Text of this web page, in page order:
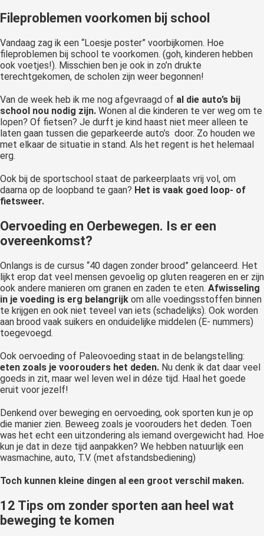
Fileproblemen voorkomen bij school
Vandaag zag ik een “Loesje poster” voorbijkomen. Hoe
fileproblemen bij school te voorkomen. (goh, kinderen hebben
ook voetjes!). Misschien ben je ook in zo’n drukte
terechtgekomen, de scholen zijn weer begonnen!
Van de week heb ik me nog afgevraagd of al die auto’s bij
school nou nodig zijn. Wonen al die kinderen te ver weg om te
lopen? Of fietsen? Je durft je kind haast niet meer alleen te
laten gaan tussen die geparkeerde auto’s door. Zo houden we
met elkaar de situatie in stand. Als het regent is het helemaal
erg.
Ook bij de sportschool staat de parkeerplaats vrij vol, om
daarna op de loopband te gaan? Het is vaak goed loop- of
fietsweer.
Oervoeding en Oerbewegen. Is er een
overeenkomst?
Onlangs is de cursus “40 dagen zonder brood” gelanceerd. Het
lijkt erop dat veel mensen gevoelig op gluten reageren en er zijn
ook andere manieren om granen en zaden te eten. Afwisseling
in je voeding is erg belangrijk om alle voedingsstoffen binnen
te krijgen en ook niet teveel van iets (schadelijks). Ook worden
aan brood vaak suikers en onduidelijke middelen (E- nummers)
toegevoegd.
Ook oervoeding of Paleovoeding staat in de belangstelling:
eten zoals je voorouders het deden. Nu denk ik dat daar veel
goeds in zit, maar wel leven wel in déze tijd. Haal het goede
eruit voor jezelf!
Denkend over beweging en oervoeding, ook sporten kun je op
die manier zien. Beweeg zoals je voorouders het deden. Toen
was het echt een uitzondering als iemand overgewicht had. Hoe
kun je dat in deze tijd aanpakken? We hebben natuurlijk een
wasmachine, auto, T.V. (met afstandsbediening)
Toch kunnen kleine dingen al een groot verschil maken.
12 Tips om zonder sporten aan heel wat
beweging te komen